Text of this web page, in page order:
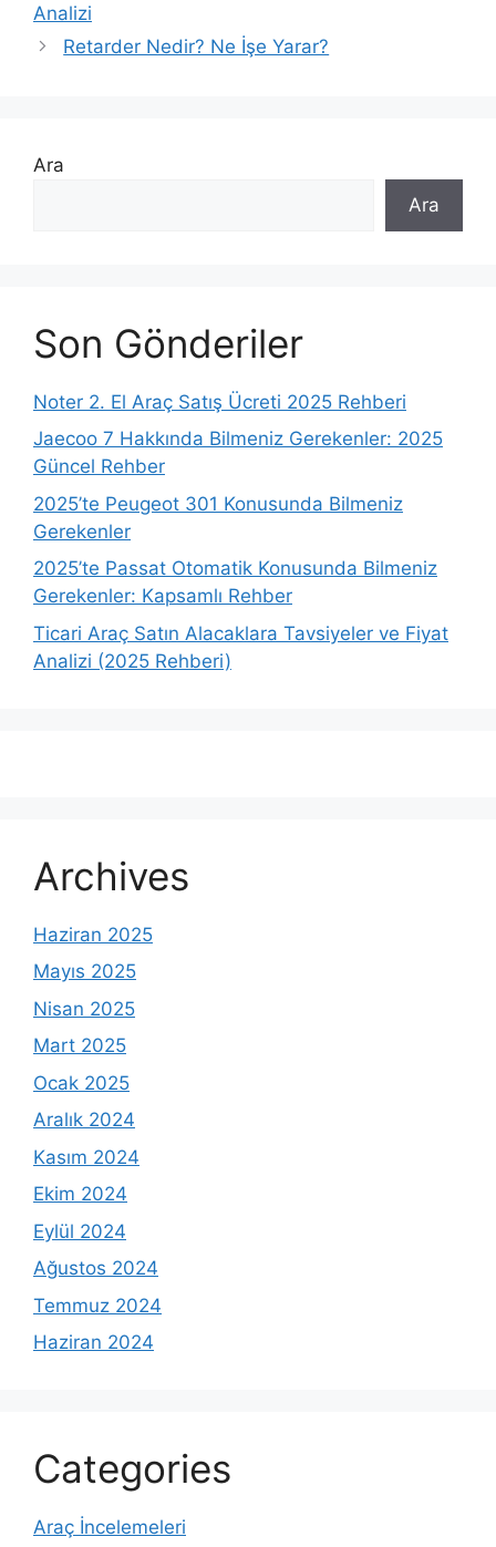
Analizi
Retarder Nedir? Ne İşe Yarar?
Ara
Ara
Son Gönderiler
Noter 2. El Araç Satış Ücreti 2025 Rehberi
Jaecoo 7 Hakkında Bilmeniz Gerekenler: 2025
Güncel Rehber
2025’te Peugeot 301 Konusunda Bilmeniz
Gerekenler
2025’te Passat Otomatik Konusunda Bilmeniz
Gerekenler: Kapsamlı Rehber
Ticari Araç Satın Alacaklara Tavsiyeler ve Fiyat
Analizi (2025 Rehberi)
Archives
Haziran 2025
Mayıs 2025
Nisan 2025
Mart 2025
Ocak 2025
Aralık 2024
Kasım 2024
Ekim 2024
Eylül 2024
Ağustos 2024
Temmuz 2024
Haziran 2024
Categories
Araç İncelemeleri